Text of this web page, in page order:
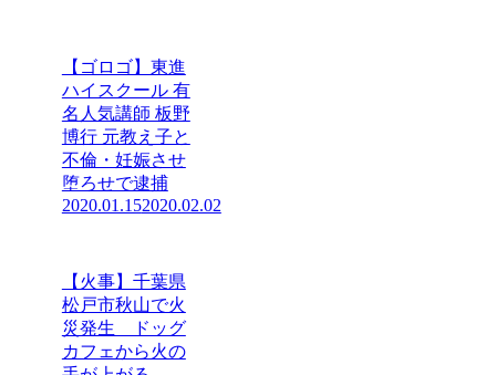
【ゴロゴ】東進
ハイスクール 有
名人気講師 板野
博行 元教え子と
不倫・妊娠させ
堕ろせで逮捕
2020.01.152020.02.02
【火事】千葉県
松戸市秋山で火
災発生 ドッグ
カフェから火の